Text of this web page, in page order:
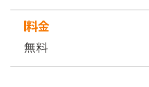
料金
無料